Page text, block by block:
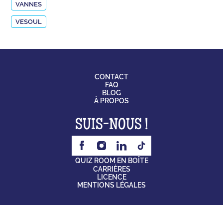
VANNES
VESOUL
CONTACT
FAQ
BLOG
À PROPOS
SUIS-NOUS !
QUIZ ROOM EN BOÎTE
CARRIÈRES
LICENCE
MENTIONS LÉGALES